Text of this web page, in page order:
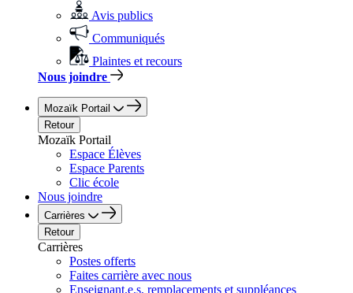
Avis publics
Communiqués
Plaintes et recours
Nous joindre
Mozaïk Portail
Retour
Mozaïk Portail
Espace Élèves
Espace Parents
Clic école
Nous joindre
Carrières
Retour
Carrières
Postes offerts
Faites carrière avec nous
Enseignant.e.s, remplacements et suppléances